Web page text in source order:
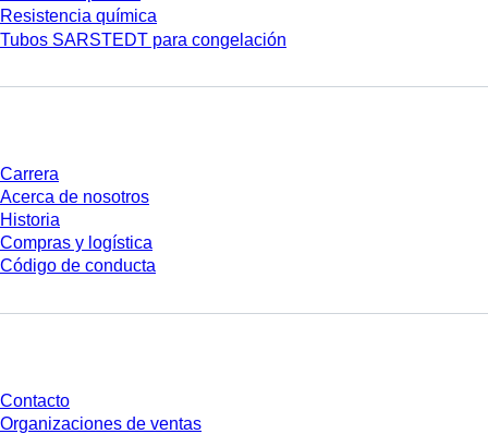
Resistencia química
Tubos SARSTEDT para congelación
Carrera
Acerca de nosotros
Historia
Compras y logística
Código de conducta
Contacto
Organizaciones de ventas